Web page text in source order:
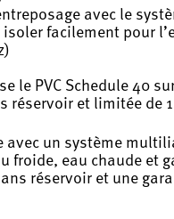
avec le
facilement pour
PVC Schedule 40
et limitée de
un système
eau chaude et
réservoir et une